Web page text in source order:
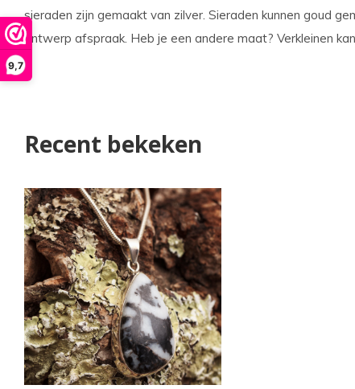
9,7
sieraden zijn gemaakt van zilver. Sieraden kunnen goud
ontwerp afspraak. Heb je een andere maat? Verkleinen
Recent bekeken